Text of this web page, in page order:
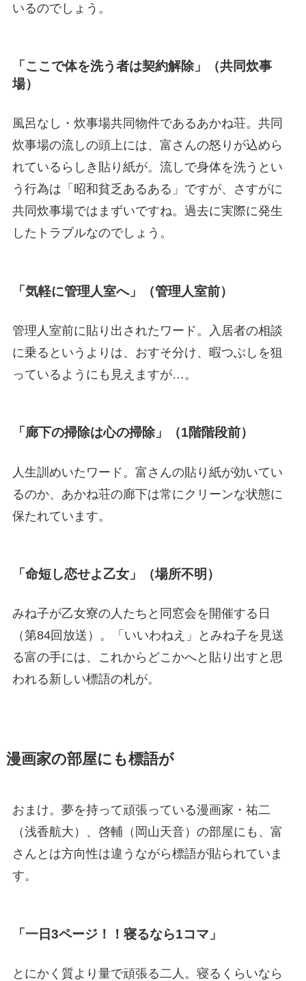
いるのでしょう。
「ここで体を洗う者は契約解除」（共同炊事
場）
風呂なし・炊事場共同物件であるあかね荘。共同
炊事場の流しの頭上には、富さんの怒りが込めら
れているらしき貼り紙が。流しで身体を洗うとい
う行為は「昭和貧乏あるある」ですが、さすがに
共同炊事場ではまずいですね。過去に実際に発生
したトラブルなのでしょう。
「気軽に管理人室へ」（管理人室前）
管理人室前に貼り出されたワード。入居者の相談
に乗るというよりは、おすそ分け、暇つぶしを狙
っているようにも見えますが…。
「廊下の掃除は心の掃除」（1階階段前）
人生訓めいたワード。富さんの貼り紙が効いてい
るのか、あかね荘の廊下は常にクリーンな状態に
保たれています。
「命短し恋せよ乙女」（場所不明）
みね子が乙女寮の人たちと同窓会を開催する日
（第84回放送）。「いいわねえ」とみね子を見送
る富の手には、これからどこかへと貼り出すと思
われる新しい標語の札が。
漫画家の部屋にも標語が
おまけ。夢を持って頑張っている漫画家・祐二
（浅香航大）、啓輔（岡山天音）の部屋にも、富
さんとは方向性は違うながら標語が貼られていま
す。
「一日3ページ！！寝るなら1コマ」
とにかく質より量で頑張る二人。寝るくらいなら